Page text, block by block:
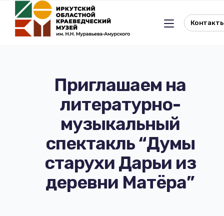
Льготное посещение музея
Реквизиты музея
Документы
Отдел истории
Отдел природы
Музейная студия
Приглашаем на
литературно-
музыкальный
спектакль “Думы
старухи Дарьи из
деревни Матёра”